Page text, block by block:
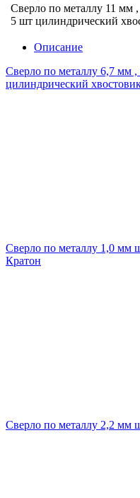
Сверло по металлу 11 мм
5 шт цилиндрический
Описание
Сверло по металлу 6,7 мм
цилиндрический
Сверло по металлу 1,0 мм
Кратон
Сверло по металлу 2,2 мм